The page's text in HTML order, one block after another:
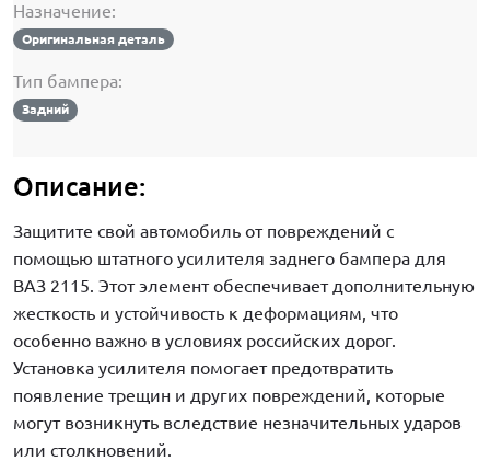
Назначение:
Оригинальная деталь
Тип бампера:
Задний
Описание:
Защитите свой автомобиль от повреждений с
помощью штатного усилителя заднего бампера для
ВАЗ 2115. Этот элемент обеспечивает дополнительную
жесткость и устойчивость к деформациям, что
особенно важно в условиях российских дорог.
Установка усилителя помогает предотвратить
появление трещин и других повреждений, которые
могут возникнуть вследствие незначительных ударов
или столкновений.